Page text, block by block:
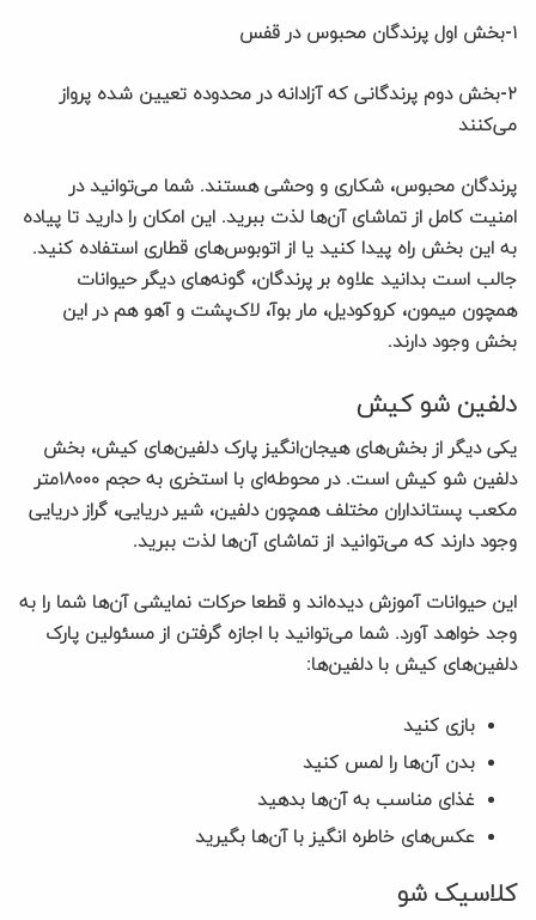
۱-بخش اول پرندگان محبوس در قفس
۲-بخش دوم پرندگانی که آزادانه در محدوده تعیین شده پرواز
می‌کنند
پرندگان محبوس، شکاری و وحشی هستند. شما می‌توانید در
امنیت کامل از تماشای آن‌ها لذت ببرید. این امکان را دارید تا پیاده
به این بخش راه پیدا کنید یا از اتوبوس‌های قطاری استفاده کنید.
جالب است بدانید علاوه بر پرندگان، گونه‌های دیگر حیوانات
همچون میمون، کروکودیل، مار بوآ، لاک‌پشت و آهو هم در این
بخش وجود دارند.
دلفین شو کیش
یکی دیگر از بخش‌های هیجان‌‌انگیز پارک دلفین‌های کیش، بخش
دلفین‌ شو کیش است. در محوطه‌ای با استخری به حجم ۱۸۰۰۰متر
مکعب پستانداران مختلف همچون دلفین، شیر دریایی، گراز دریایی
وجود دارند که می‌توانید از تماشای آن‌ها لذت ببرید.
این حیوانات آموزش دیده‌اند و قطعا حرکات نمایشی آن‌ها شما را به
وجد خواهد آورد. شما می‌توانید با اجازه گرفتن از مسئولین پارک
دلفین‌های کیش با دلفین‌ها:
بازی کنید
بدن آن‌ها را لمس کنید
غذای مناسب به آن‌ها بدهید
عکس‌های خاطره انگیز با آن‌ها بگیرید
کلاسیک شو